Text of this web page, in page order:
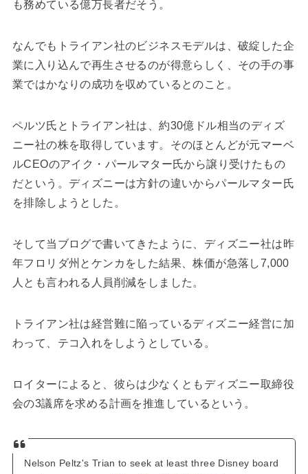
も務めている億万長者だそう。
なんでもトライアン社のビジネスモデルは、破綻した企
業に入り込んで再生させるのが得意らしく、その手の事
業ではかなりの成功を収めているとのこと。
ペルツ氏とトライアン社は、約30億ドル相当のディズ
ニー社の株を取得しています。そのほとんどが元マーベ
ルCEOのアイク・パールマター氏から譲り受けたもの
だという。ディズニーは方針の違いからパールマター氏
を排除しようとした。
そして当ブログで書いてきたように、ディズニー社は昨
年フロリダ州とケンカをした結果、株価が急落し7,000
人とも言われる人員削減をしました。
トライアン社は経営難に陥っているディズニー経営に加
わって、テコ入れをしようとしている。
ロイターによると、彼らは少なくともディズニー取締役
会の3議席を求める計画を推進しているという。
Nelson Peltz's Trian to seek at least three Disney board